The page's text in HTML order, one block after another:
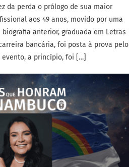
da perda o prólogo de sua maior
aos 49 anos, movido por uma
anterior, graduada em Letras
bancária, foi posta à prova pelo
a princípio, foi […]